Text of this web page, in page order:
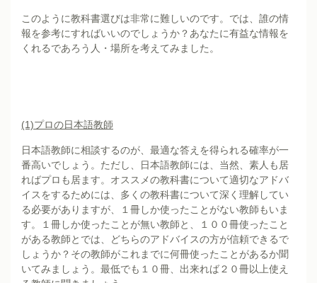
このように教科書選びは非常に難しいのです。では、誰の情
報を参考にすればいいのでしょうか？あなたに有益な情報を
くれるであろう人・場所を考えてみました。
(1)プロの日本語教師
日本語教師に相談するのが、最適な答えを得られる確率が一
番高いでしょう。ただし、日本語教師には、当然、素人も居
ればプロも居ます。オススメの教科書について適切なアドバ
イスをするためには、多くの教科書について深く理解してい
る必要がありますが、１冊しか使ったことがない教師もいま
す。１冊しか使ったことが無い教師と、１００冊使ったこと
がある教師とでは、どちらのアドバイスの方が信頼できるで
しょうか？その教師がこれまでに何冊使ったことがあるか聞
いてみましょう。最低でも１０冊、出来れば２０冊以上使え